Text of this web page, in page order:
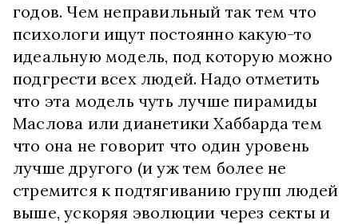
годов. Чем неправильный так тем что
психологи ищут постоянно какую-то
идеальную модель, под которую можно
подгрести всех людей. Надо отметить
что эта модель чуть лучше пирамиды
Маслова или дианетики Хаббарда тем
что она не говорит что один уровень
лучше другого (и уж тем более не
стремится к подтягиванию групп людей
выше, ускоряя эволюции через секты и